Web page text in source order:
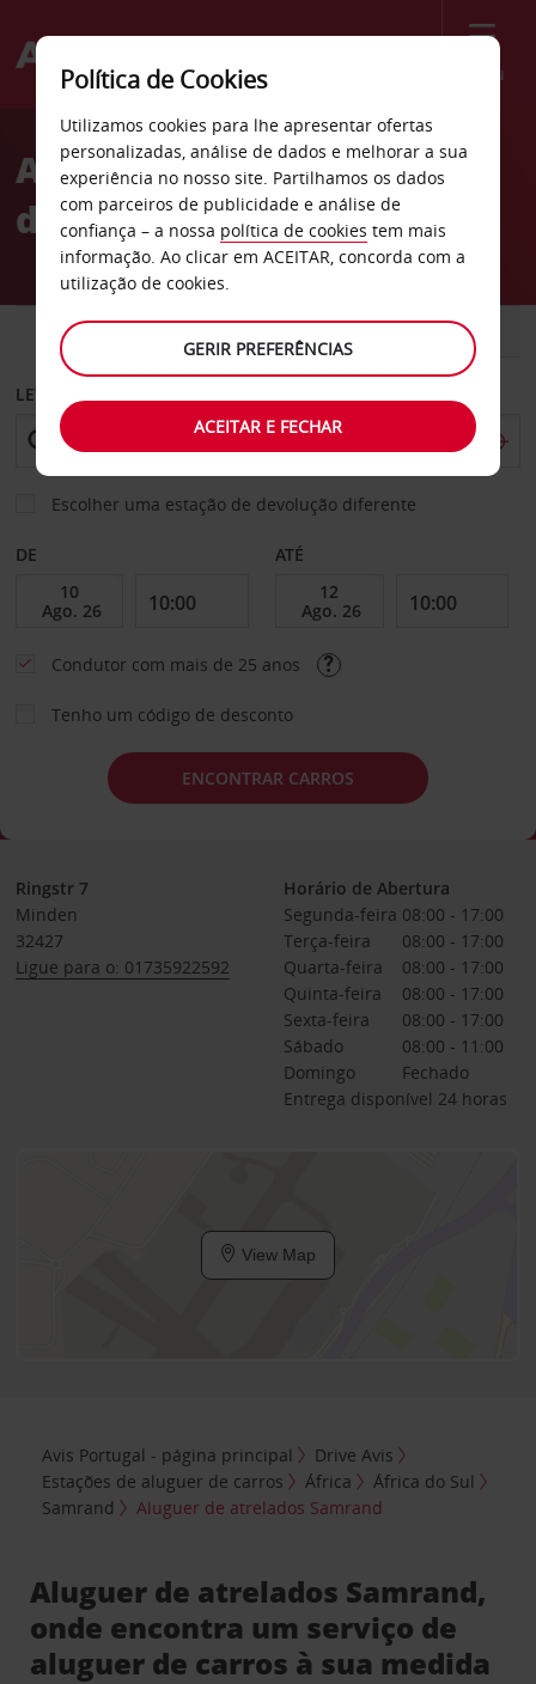
Menu
Welcome
AvisAluguer de carros Aluguer
de atrelados Samrand
CARRO COMERCIAIS
LEVANTAR EM
Escolher uma estação de devolução diferente
DE ATÉ
Condutor com mais de 25 anos
Tenho um código de desconto
ENCONTRAR CARROS
Ringstr 7
Minden
32427
Ligue para o: 01735922592
Horário de Abertura
Segunda-feira 08:00 - 17:00
Terça-feira
08:00 - 17:00
Quarta-feira
08:00 - 17:00
Quinta-feira
08:00 - 17:00
Sexta-feira
08:00 - 17:00
Sábado
08:00 - 11:00
Domingo
Fechado
Entrega disponível 24 horas
View Map
Avis Portugal - página principal
Drive Avis
Estações de aluguer de carros
África
África do Sul
Samrand
Aluguer de atrelados Samrand
Aluguer de atrelados Samrand,
onde encontra um serviço de
aluguer de carros à sua medida
Política de Cookies
Utilizamos cookies para lhe apresentar ofertas
personalizadas, análise de dados e melhorar a sua
experiência no nosso site. Partilhamos os dados
com parceiros de publicidade e análise de
confiança – a nossa política de cookies tem mais
informação. Ao clicar em ACEITAR, concorda com a
utilização de cookies.
GERIR PREFERÊNCIAS
ACEITAR E FECHAR